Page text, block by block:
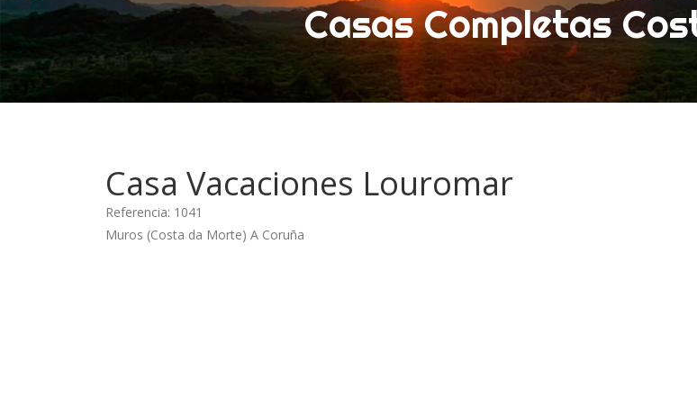
Casas Completas
Casa Vacaciones Louromar
Referencia: 1041
Muros (Costa da Morte) A Coruña